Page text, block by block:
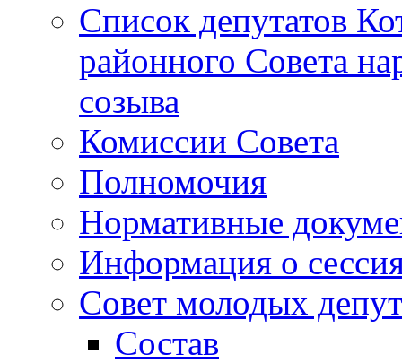
Список депутатов
районного Совета
созыва
Комиссии Совета
Полномочия
Нормативные
Информация о
Совет молодых
Состав